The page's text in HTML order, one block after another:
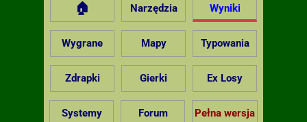
🏠 Narzędzia Wyniki
Wygrane Mapy Typowania
Zdrapki Gierki Ex Losy
Systemy Forum Pełna wersja